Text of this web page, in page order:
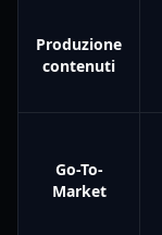
Produzione
contenuti
Go-To-
Market